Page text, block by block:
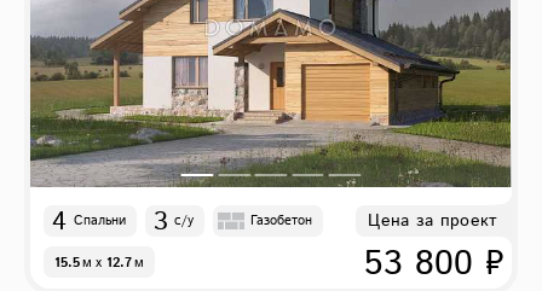
4 Спальни 3 с/у Газобетон
15.5м x 12.7м
Цена за проект
53 800 ₽